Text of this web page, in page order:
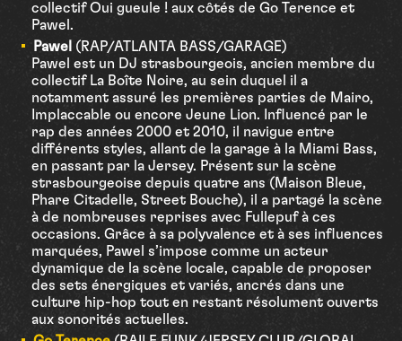
collectif Oui gueule ! aux côtés de Go Terence et
Pawel.
Pawel (RAP/ATLANTA BASS/GARAGE)
Pawel est un DJ strasbourgeois, ancien membre du
collectif La Boîte Noire, au sein duquel il a
notamment assuré les premières parties de Mairo,
Implaccable ou encore Jeune Lion. Influencé par le
rap des années 2000 et 2010, il navigue entre
différents styles, allant de la garage à la Miami Bass,
en passant par la Jersey. Présent sur la scène
strasbourgeoise depuis quatre ans (Maison Bleue,
Phare Citadelle, Street Bouche), il a partagé la scène
à de nombreuses reprises avec Fullepuf à ces
occasions. Grâce à sa polyvalence et à ses influences
marquées, Pawel s’impose comme un acteur
dynamique de la scène locale, capable de proposer
des sets énergiques et variés, ancrés dans une
culture hip-hop tout en restant résolument ouverts
aux sonorités actuelles.